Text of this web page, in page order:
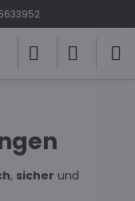
, sicher und